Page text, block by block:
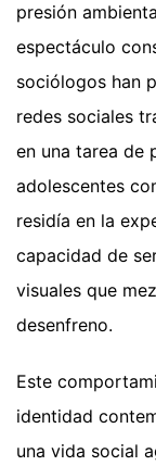
presión
espectáculo
sociólogos han
redes sociales
en una tarea de
adolescentes
residía en la
capacidad de
visuales que
desenfreno.
Este
identidad
una vida social